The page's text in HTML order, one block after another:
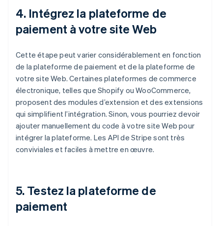
4. Intégrez la plateforme de
paiement à votre site Web
Cette étape peut varier considérablement en fonction
de la plateforme de paiement et de la plateforme de
votre site Web. Certaines plateformes de commerce
électronique, telles que Shopify ou WooCommerce,
proposent des modules d’extension et des extensions
qui simplifient l’intégration. Sinon, vous pourriez devoir
ajouter manuellement du code à votre site Web pour
intégrer la plateforme. Les API de Stripe sont très
conviviales et faciles à mettre en œuvre.
5. Testez la plateforme de
paiement